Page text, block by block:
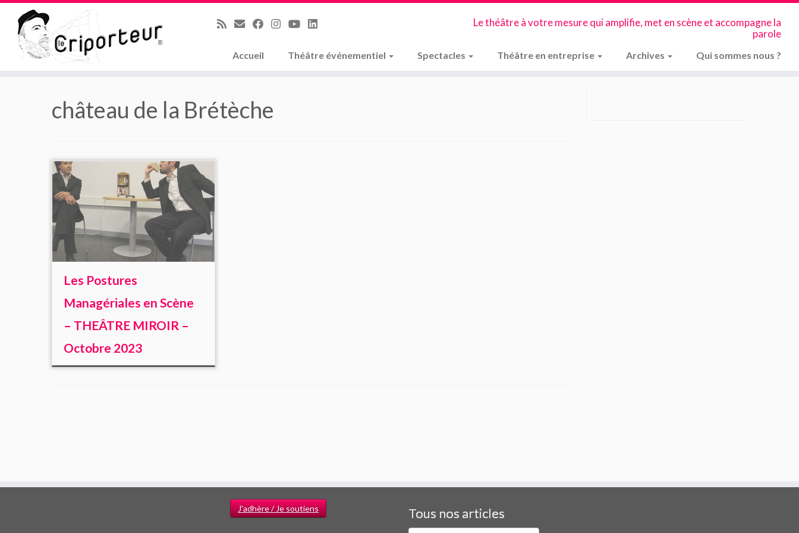
Le théâtre à votre mesure qui amplifie, met en scène et accompagne la
parole
Accueil Théâtre événementiel Spectacles Théâtre en entreprise Archives Qui sommes nous ?
château de la Brétèche
Les Postures
Managériales en Scène
– THEÂTRE MIROIR –
Octobre 2023
J'adhère / Je soutiens Tous nos articles